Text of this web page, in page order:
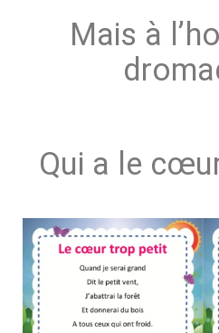
Mais à
Qui a le